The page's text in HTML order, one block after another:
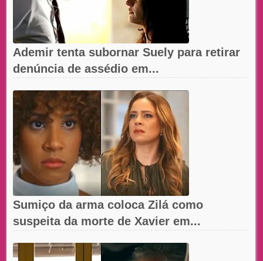
Ademir tenta subornar Suely para retirar
denúncia de assédio em...
Sumiço da arma coloca Zilá como
suspeita da morte de Xavier em...